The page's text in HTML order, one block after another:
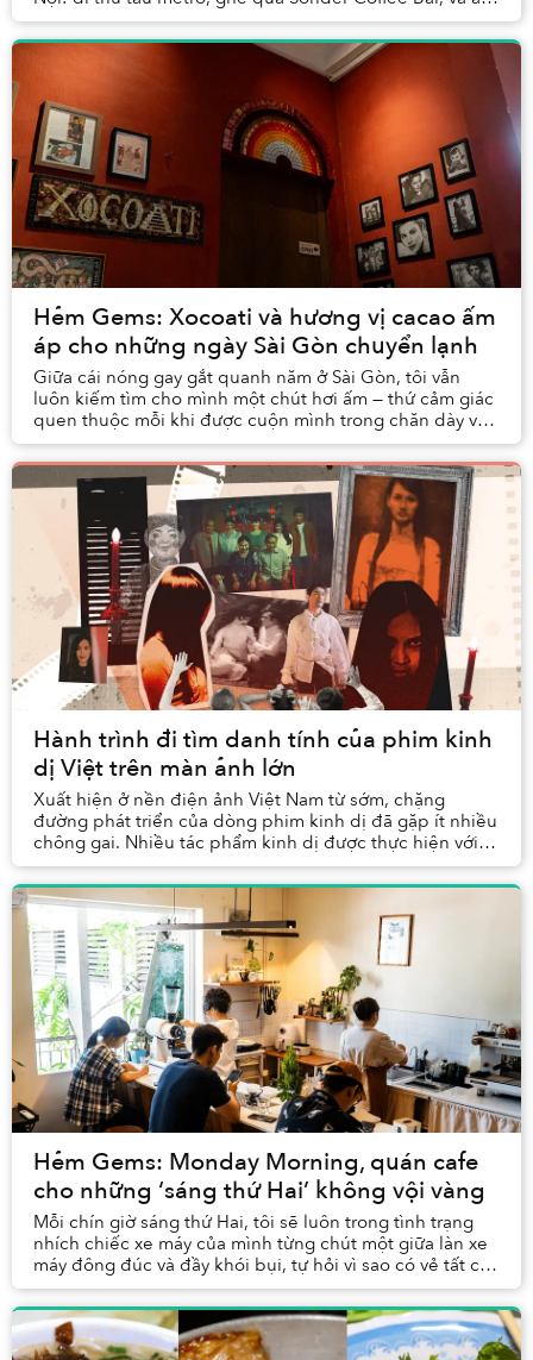
thử kem của Freezedom Hanoi.
Hẻm Gems: Xocoati và hương vị cacao ấm
áp cho những ngày Sài Gòn chuyển lạnh
Giữa cái nóng gay gắt quanh năm ở Sài Gòn, tôi vẫn
luôn kiếm tìm cho mình một chút hơi ấm — thứ cảm giác
quen thuộc mỗi khi được cuộn mình trong chăn dày vào
mùa đông Hà Nội. Đang lướt tìm những địa đ...
Hành trình đi tìm danh tính của phim kinh
dị Việt trên màn ảnh lớn
Xuất hiện ở nền điện ảnh Việt Nam từ sớm, chặng
đường phát triển của dòng phim kinh dị đã gặp ít nhiều
chông gai. Nhiều tác phẩm kinh dị được thực hiện với
kinh phí eo hẹp, với quá trình sản xuất diễn...
Hẻm Gems: Monday Morning, quán cafe
cho những ‘sáng thứ Hai’ không vội vàng
Mỗi chín giờ sáng thứ Hai, tôi sẽ luôn trong tình trạng
nhích chiếc xe máy của mình từng chút một giữa làn xe
máy đông đúc và đầy khói bụi, tự hỏi vì sao có vẻ tất cả
mọi người đều đổ xô ra đường vào ...